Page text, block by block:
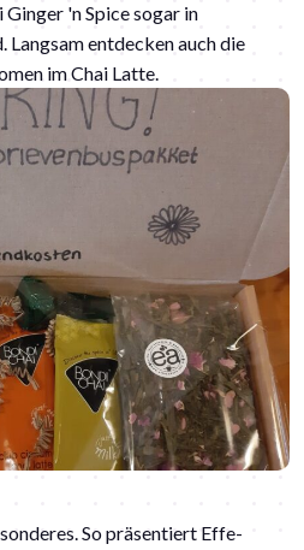
Ginger 'n Spice sogar in
entdecken auch die
im Chai Latte.
Effe-